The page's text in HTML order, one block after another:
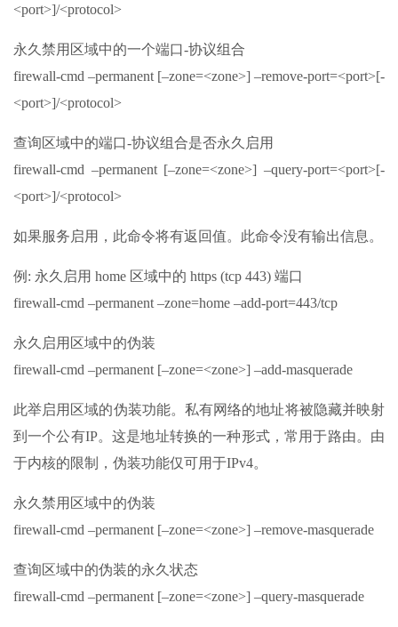
<port>]/<protocol>
永久禁用区域中的一个端口-协议组合
firewall-cmd –permanent [–zone=<zone>] –remove-port=<port>[-
<port>]/<protocol>
查询区域中的端口-协议组合是否永久启用
firewall-cmd –permanent [–zone=<zone>] –query-port=<port>[-
<port>]/<protocol>
如果服务启用，此命令将有返回值。此命令没有输出信息。
例: 永久启用 home 区域中的 https (tcp 443) 端口
firewall-cmd –permanent –zone=home –add-port=443/tcp
永久启用区域中的伪装
firewall-cmd –permanent [–zone=<zone>] –add-masquerade
此举启用区域的伪装功能。私有网络的地址将被隐藏并映射
到一个公有IP。这是地址转换的一种形式，常用于路由。由
于内核的限制，伪装功能仅可用于IPv4。
永久禁用区域中的伪装
firewall-cmd –permanent [–zone=<zone>] –remove-masquerade
查询区域中的伪装的永久状态
firewall-cmd –permanent [–zone=<zone>] –query-masquerade